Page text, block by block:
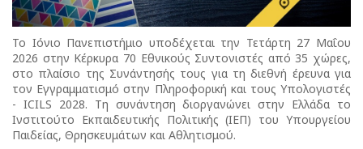
Το Ιόνιο Πανεπιστήμιο υποδέχεται την Τετάρτη 27 Μαΐου
2026 στην Κέρκυρα 70 Εθνικούς Συντονιστές από 35 χώρες,
στο πλαίσιο της Συνάντησής τους για τη διεθνή έρευνα για
τον Εγγραμματισμό στην Πληροφορική και τους Υπολογιστές
- ICILS 2028. Τη συνάντηση διοργανώνει στην Ελλάδα το
Ινστιτούτο Εκπαιδευτικής Πολιτικής (ΙΕΠ) του Υπουργείου
Παιδείας, Θρησκευμάτων και Αθλητισμού.